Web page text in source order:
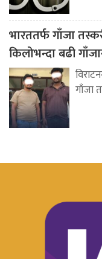
भारततर्फ गाँजा
किलोभन्दा बढी
गाँजा